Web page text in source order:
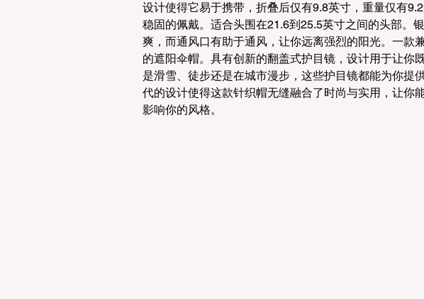
设计使得它易于携带，折叠后仅有9.8英寸，重量仅有
稳固的佩戴。适合头围在21.6到25.5英寸之间的头部。
爽，而通风口有助于通风，让你远离强烈的阳光。一款
的遮阳伞帽。具有创新的翻盖式护目镜，设计用于让你
是滑雪、徒步还是在城市漫步，这些护目镜都能为你提
代的设计使得这款针织帽无缝融合了时尚与实用，让你
影响你的风格。